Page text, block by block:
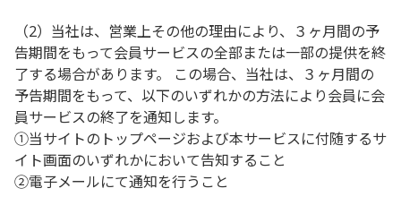
（2）当社は、営業上その他の理由により、３ヶ月間の予
告期間をもって会員サービスの全部または一部の提供を終
了する場合があります。 この場合、当社は、３ヶ月間の
予告期間をもって、以下のいずれかの方法により会員に会
員サービスの終了を通知します。
①当サイトのトップページおよび本サービスに付随するサ
イト画面のいずれかにおいて告知すること
②電子メールにて通知を行うこと